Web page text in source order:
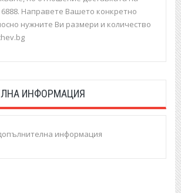
Направете Вашето конкретно
нужните Ви размери и количество
ИНФОРМАЦИЯ
информация